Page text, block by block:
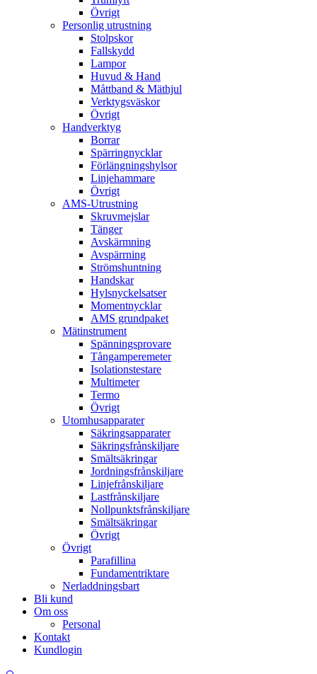
Övrigt
Personlig utrustning
Stolpskor
Fallskydd
Lampor
Huvud & Hand
Måttband & Mäthjul
Verktygsväskor
Övrigt
Handverktyg
Borrar
Spärringnycklar
Förlängningshylsor
Linjehammare
Övrigt
AMS-Utrustning
Skruvmejslar
Tänger
Avskärmning
Avspärrning
Strömshuntning
Handskar
Hylsnyckelsatser
Momentnycklar
AMS grundpaket
Mätinstrument
Spänningsprovare
Tångamperemeter
Isolationstestare
Multimeter
Termo
Övrigt
Utomhusapparater
Säkringsapparater
Säkringsfrånskiljare
Smältsäkringar
Jordningsfrånskiljare
Linjefrånskiljare
Lastfrånskiljare
Nollpunktsfrånskiljare
Smältsäkringar
Övrigt
Övrigt
Parafillina
Fundamentriktare
Nerladdningsbart
Bli kund
Om oss
Personal
Kontakt
Kundlogin